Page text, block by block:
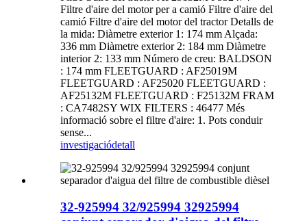
Filtre d'aire del motor per a camió Filtre d'aire del
camió Filtre d'aire del motor del tractor Detalls de
la mida: Diàmetre exterior 1: 174 mm Alçada:
336 mm Diàmetre exterior 2: 184 mm Diàmetre
interior 2: 133 mm Número de creu: BALDSON
: 174 mm FLEETGUARD : AF25019M
FLEETGUARD : AF25020 FLEETGUARD :
AF25132M FLEETGUARD : F25132M FRAM
: CA7482SY WIX FILTERS : 46477 Més
informació sobre el filtre d'aire: 1. Pots conduir
sense...
investigaciódetall
32-925994 32/925994 32925994